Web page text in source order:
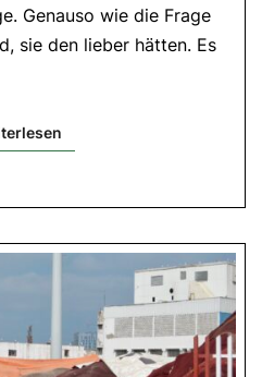
Genauso wie die Frage
sie den lieber hätten. Es